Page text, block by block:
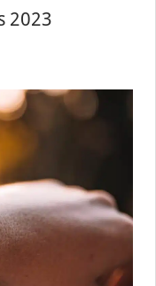
2023